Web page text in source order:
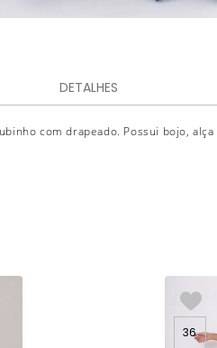
DETALHES
com drapeado. Possui bojo,
36